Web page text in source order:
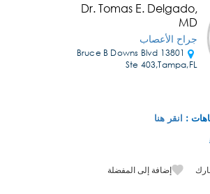
Dr. Tomas E. Delgado,
MD
جراح الأعصاب
13801 Bruce B Downs Blvd
Ste 403,Tampa,FL
: انقر هنا
إضافة إلى المفضلة